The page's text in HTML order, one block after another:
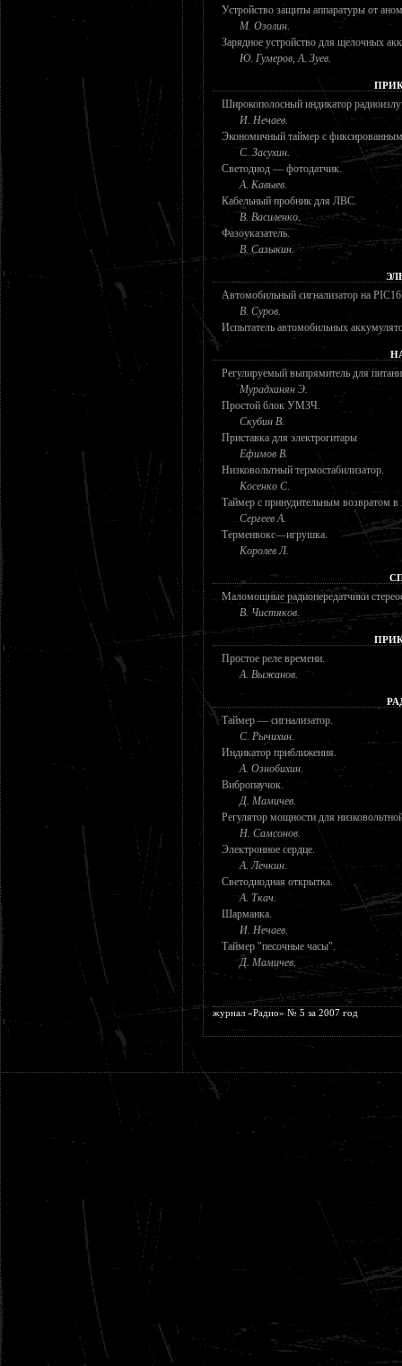
Устройство защиты аппаратуры от
М. Озолин.
Зарядное устройство для щелочных
Ю. Гумеров, А. Зуев.
Широкополосный индикатор
И. Нечаев.
Экономичный таймер с
С. Засухин.
Светодиод — фотодатчик.
А. Кавыев.
Кабельный пробник для ЛВС.
В. Василенко.
Фазоуказатель.
В. Сазыкин.
Автомобильный сигнализатор на
В. Суров.
Испытатель автомобильных
Регулируемый выпрямитель для
Мурадханян Э.
Простой блок УМЗЧ.
Скубин В.
Приставка для электрогитары
Ефимов В.
Низковольтный термостабилизатор.
Косенко С.
Таймер с принудительным возвратом в
Сергеев А.
Терменвокс—игрушка.
Королев Л.
Маломощные радиопередатчики
В. Чистяков.
Простое реле времени.
А. Выжанов.
Таймер — сигнализатор.
С. Рычихин.
Индикатор приближения.
А. Ознобихин.
Вибропаучок.
Д. Мамичев.
Регулятор мощности для
Н. Самсонов.
Электронное сердце.
А. Лечкин.
Светодиодная открытка.
А. Ткач.
Шарманка.
И. Нечаев.
Таймер "песочные часы".
Д. Мамичев.
журнал «Радио» № 5 за 2007 год